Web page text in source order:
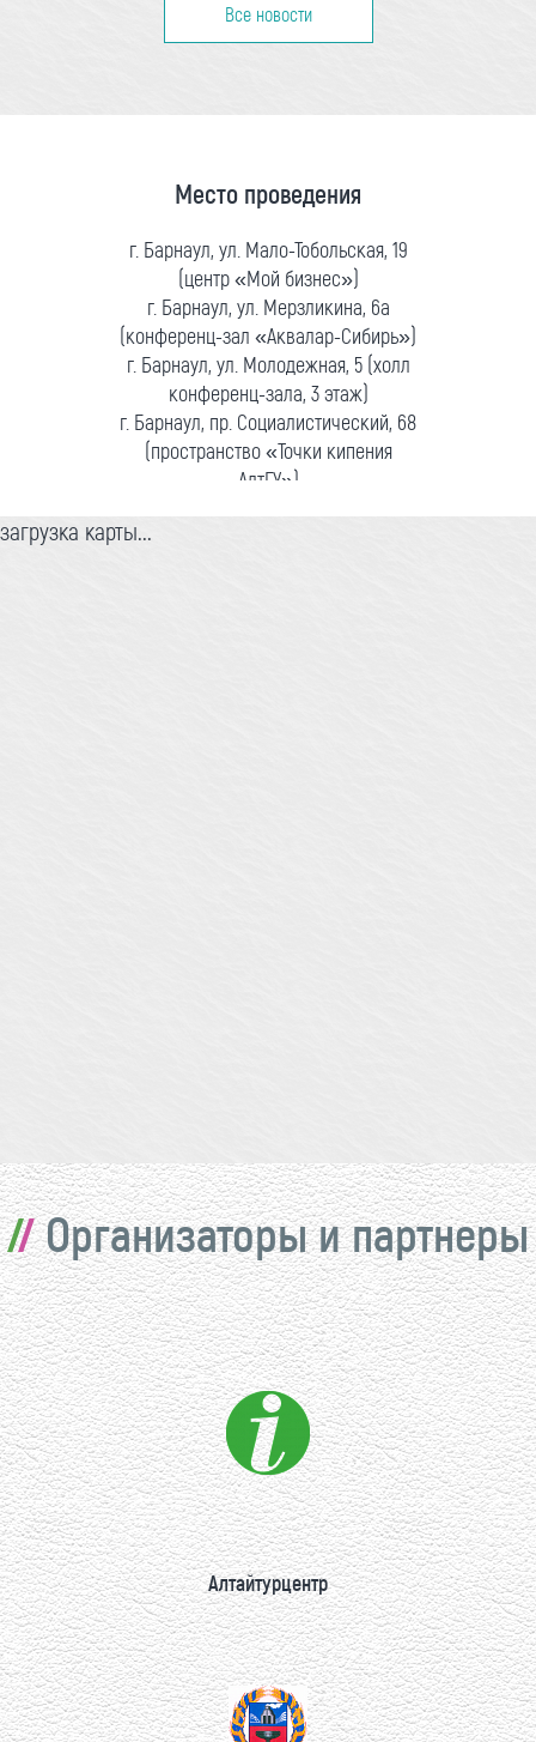
Все новости
Место проведения
г. Барнаул, ул. Мало-Тобольская, 19
(центр «Мой бизнес»)
г. Барнаул, ул. Мерзликина, 6а
(конференц-зал «Аквалар-Сибирь»)
г. Барнаул, ул. Молодежная, 5 (холл
конференц-зала, 3 этаж)
г. Барнаул, пр. Социалистический, 68
(пространство «Точки кипения
АлтГУ»)
загрузка карты...
Организаторы и партнеры
Алтайтурцентр